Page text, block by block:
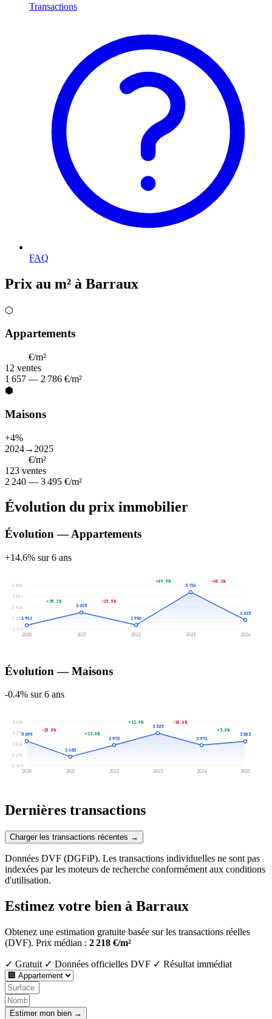
Transactions
FAQ
Prix au m² à Barraux
⬡
Appartements
€/m²
12 ventes
1 657 — 2 786 €/m²
⬢
Maisons
+4%
2024→2025
€/m²
123 ventes
2 240 — 3 495 €/m²
Évolution du prix immobilier
Évolution — Appartements
+14.6% sur 6 ans
1 747
2 332
2 916
3 501
4 085
1 941
2020
2 625
2021
1 956
2022
3 714
2023
2 225
2024
+35.2% -25.5%
+89.9% -40.1%
Évolution — Maisons
-0.4% sur 6 ans
2 367
2 690
3 012
3 335
3 658
3 095
2020
2 630
2021
2 972
2022
3 325
2023
2 971
2024
3 083
2025
-15.0%
+13.0%
+11.9%
-10.6%
+3.8%
Dernières transactions
Charger les transactions récentes →
Données DVF (DGFiP). Les transactions individuelles ne sont pas
indexées par les moteurs de recherche conformément aux conditions
d'utilisation.
Estimez votre bien à Barraux
Obtenez une estimation gratuite basée sur les transactions réelles
(DVF). Prix médian : 2 218 €/m²
✓ Gratuit ✓ Données officielles DVF ✓ Résultat immédiat
Estimer mon bien →